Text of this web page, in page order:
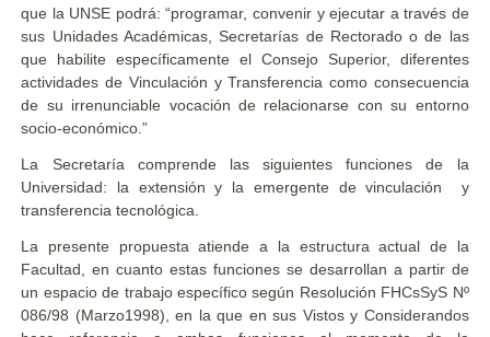
que la UNSE podrá: “programar, convenir y ejecutar a través de
sus Unidades Académicas, Secretarías de Rectorado o de las
que habilite específicamente el Consejo Superior, diferentes
actividades de Vinculación y Transferencia como consecuencia
de su irrenunciable vocación de relacionarse con su entorno
socio-económico.”
La Secretaría comprende las siguientes funciones de la
Universidad: la extensión y la emergente de vinculación y
transferencia tecnológica.
La presente propuesta atiende a la estructura actual de la
Facultad, en cuanto estas funciones se desarrollan a partir de
un espacio de trabajo específico según Resolución FHCsSyS Nº
086/98 (Marzo1998), en la que en sus Vistos y Considerandos